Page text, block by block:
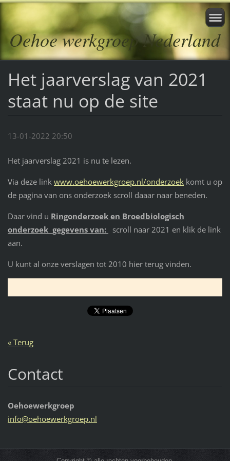
Oehoe werkgroep Nederland
Het jaarverslag van 2021
staat nu op de site
13-01-2022 20:50
Het jaarverslag 2021 is nu te lezen.
Via deze link www.oehoewerkgroep.nl/onderzoekkomt u op
de pagina van ons onderzoek scroll daaar naar beneden.
Daar vind u Ringonderzoek en Broedbiologisch
onderzoek gegevens van:
scroll naar 2021 en klik de link
aan.
U kunt al onze verslagen tot 2010 hier terug vinden.
« Terug
Contact
Oehoewerkgroep
info@oehoewerkgroep.nl